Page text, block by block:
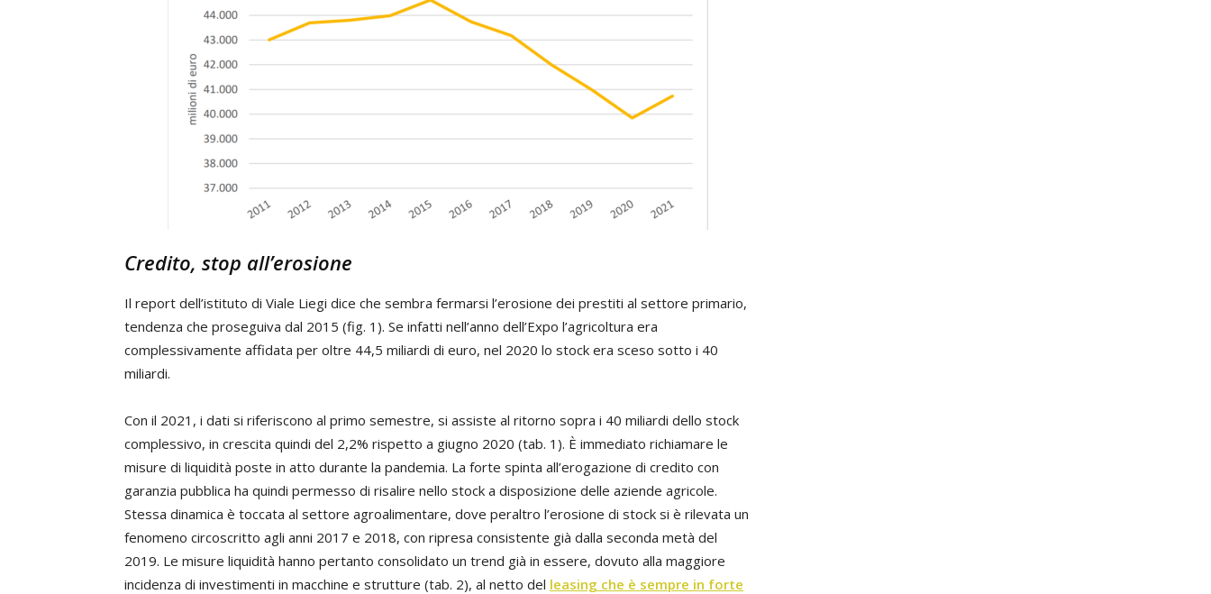
Credito, stop all’erosione
Il report dell’istituto di Viale Liegi dice che sembra fermarsi l’erosione dei prestiti al settore primario,
tendenza che proseguiva dal 2015 (fig. 1). Se infatti nell’anno dell’Expo l’agricoltura era
complessivamente affidata per oltre 44,5 miliardi di euro, nel 2020 lo stock era sceso sotto i 40
miliardi.
Con il 2021, i dati si riferiscono al primo semestre, si assiste al ritorno sopra i 40 miliardi dello stock
complessivo, in crescita quindi del 2,2% rispetto a giugno 2020 (tab. 1). È immediato richiamare le
misure di liquidità poste in atto durante la pandemia. La forte spinta all’erogazione di credito con
garanzia pubblica ha quindi permesso di risalire nello stock a disposizione delle aziende agricole.
Stessa dinamica è toccata al settore agroalimentare, dove peraltro l’erosione di stock si è rilevata un
fenomeno circoscritto agli anni 2017 e 2018, con ripresa consistente già dalla seconda metà del
2019. Le misure liquidità hanno pertanto consolidato un trend già in essere, dovuto alla maggiore
incidenza di investimenti in macchine e strutture (tab. 2), al netto del leasing che è sempre in forte